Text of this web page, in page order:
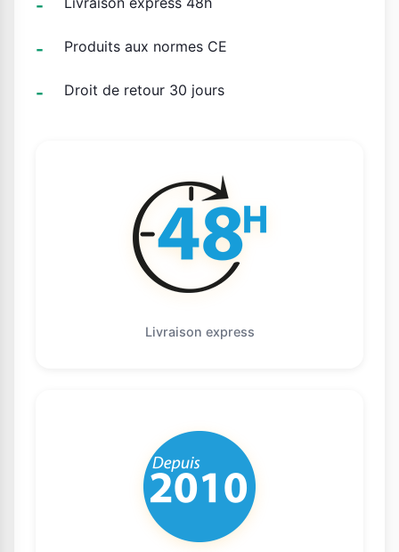
Produits aux normes CE
Droit de retour 30 jours
Livraison express